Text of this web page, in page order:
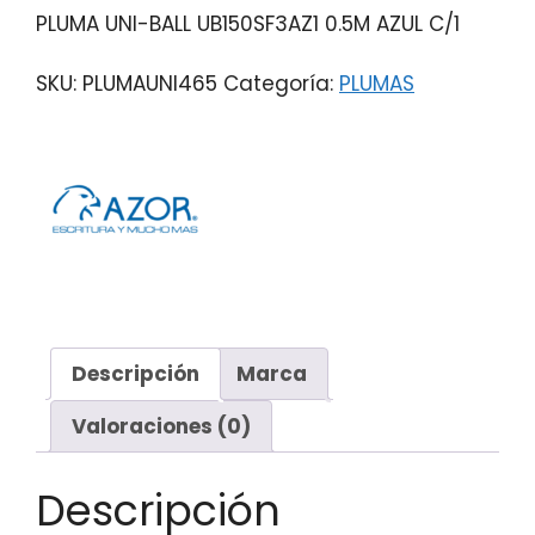
PLUMA UNI-BALL UB150SF3AZ1 0.5M AZUL C/1
SKU: PLUMAUNI465 Categoría: PLUMAS
Descripción
Marca
Valoraciones (0)
Descripción